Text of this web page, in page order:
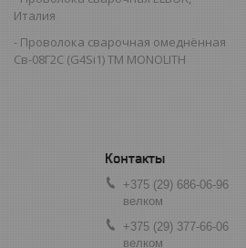
Италия
Проволока сварочная омеднённая
Св-08Г2С (G4Si1) TM MONOLITH
+375 (29) 686-06-96
велком
+375 (29) 377-66-06
велком